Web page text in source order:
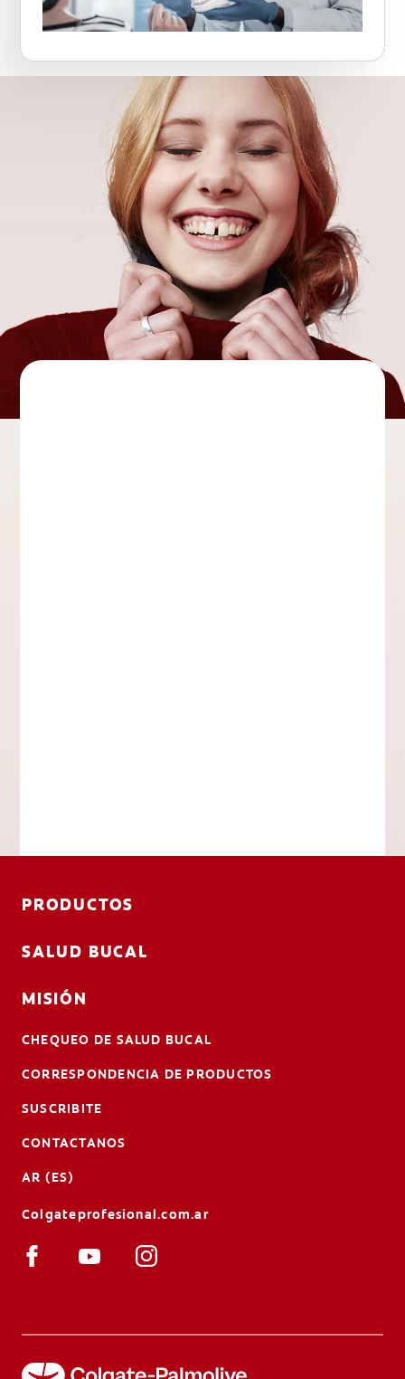
PRODUCTOS
SALUD BUCAL
MISIÓN
CHEQUEO DE SALUD BUCAL
CORRESPONDENCIA DE PRODUCTOS
SUSCRIBITE
CONTACTANOS
AR (ES)
Colgateprofesional.com.ar